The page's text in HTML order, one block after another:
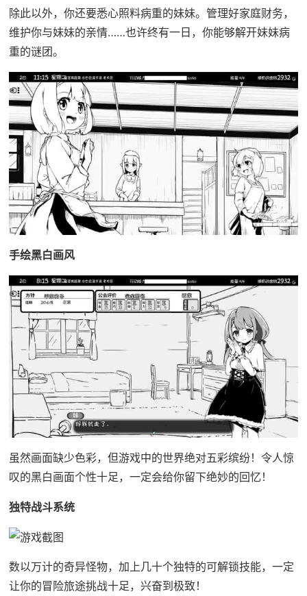
除此以外，你还要悉心照料病重的妹妹。管理好家庭财务，
维护你与妹妹的亲情……也许终有一日，你能够解开妹妹病
重的谜团。
手绘黑白画风
虽然画面缺少色彩，但游戏中的世界绝对五彩缤纷！令人惊
叹的黑白画面个性十足，一定会给你留下绝妙的回忆！
独特战斗系统
数以万计的奇异怪物，加上几十个独特的可解锁技能，一定
让你的冒险旅途挑战十足，兴奋到极致！